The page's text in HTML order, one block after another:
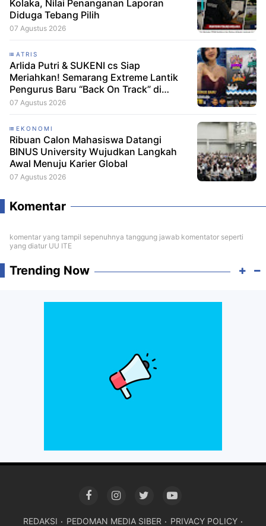
Kolaka, Nilai Penanganan Laporan
Diduga Tebang Pilih
07 Agustus 2026
ATRIS
Arlida Putri & SUKENI cs Siap
Meriahkan! Semarang Extreme Lantik
Pengurus Baru “Back On Track” di
Stadion Jatidiri
07 Agustus 2026
EKONOMI
Ribuan Calon Mahasiswa Datangi
BINUS University Wujudkan Langkah
Awal Menuju Karier Global
07 Agustus 2026
Komentar
komentar yang tampil sepenuhnya tanggung jawab komentator seperti
yang diatur UU ITE
Trending Now
REDAKSI PEDOMAN MEDIA SIBER PRIVACY POLICY